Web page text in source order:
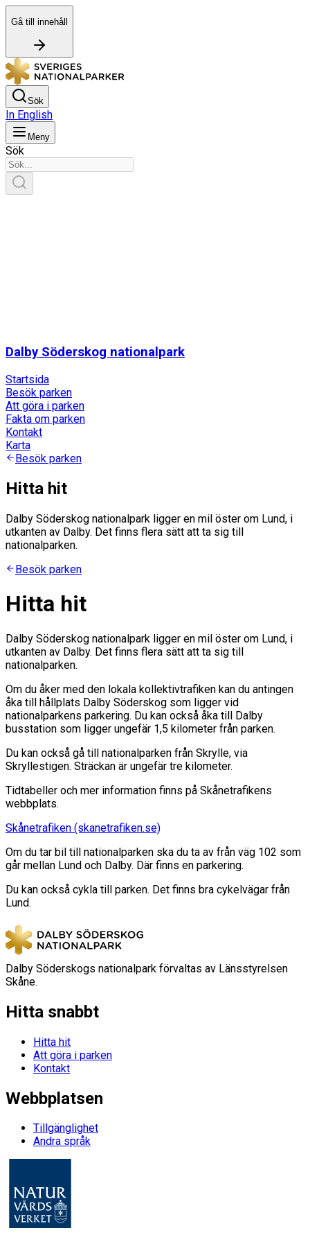
Gå till innehåll
Sök
In English
Meny
Sök
Dalby Söderskog nationalpark
Startsida
Besök parken
Att göra i parken
Fakta om parken
Kontakt
Karta
Besök parken
Hitta hit
Dalby Söderskog nationalpark ligger en mil öster om Lund, i
utkanten av Dalby. Det finns flera sätt att ta sig till
nationalparken.
Besök parken
Hitta hit
Dalby Söderskog nationalpark ligger en mil öster om Lund, i
utkanten av Dalby. Det finns flera sätt att ta sig till
nationalparken.
Om du åker med den lokala kollektivtrafiken kan du antingen
åka till hållplats Dalby Söderskog som ligger vid
nationalparkens parkering. Du kan också åka till Dalby
busstation som ligger ungefär 1,5 kilometer från parken.
Du kan också gå till nationalparken från Skrylle, via
Skryllestigen. Sträckan är ungefär tre kilometer.
Tidtabeller och mer information finns på Skånetrafikens
webbplats.
Skånetrafiken (skanetrafiken.se)
Om du tar bil till nationalparken ska du ta av från väg 102 som
går mellan Lund och Dalby. Där finns en parkering.
Du kan också cykla till parken. Det finns bra cykelvägar från
Lund.
Dalby Söderskogs nationalpark förvaltas av Länsstyrelsen
Skåne.
Hitta snabbt
Hitta hit
Att göra i parken
Kontakt
Webbplatsen
Tillgänglighet
Andra språk